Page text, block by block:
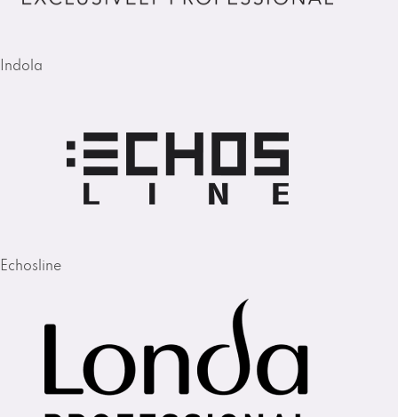
Indola
Echosline